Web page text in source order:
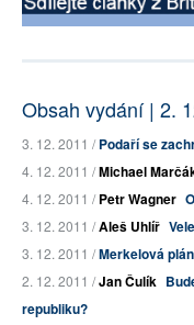
Obsah vydání | 2.
3. 12. 2011 /Podaří se
4. 12. 2011 /Michael
4. 12. 2011 /Petr Wagner
3. 12. 2011 /Aleš Uhlíř
3. 12. 2011 /Merkelová
2. 12. 2011 /Jan Čulík
republiku?